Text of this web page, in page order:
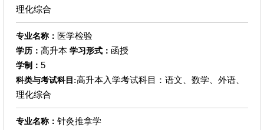
理化综合
专业名称： 医学检验
学历： 高升本 学习形式： 函授
学制： 5
科类与考试科目:高升本入学考试科目：语文、数学、外语、
理化综合
专业名称： 针灸推拿学